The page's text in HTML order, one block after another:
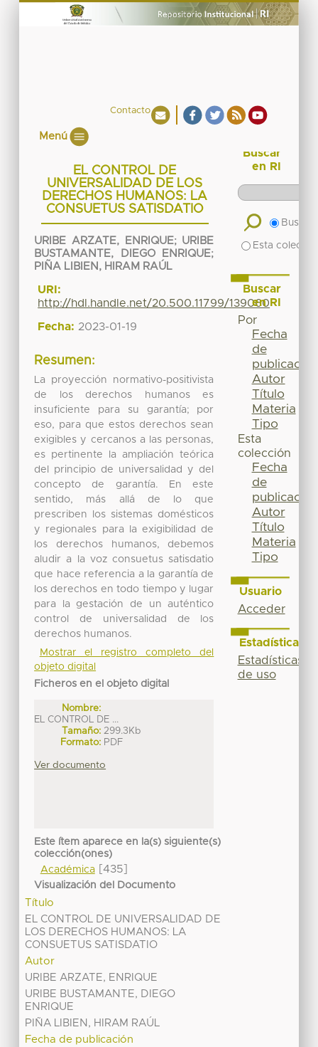
Contacto
Menú
EL CONTROL DE
UNIVERSALIDAD DE LOS
DERECHOS HUMANOS: LA
CONSUETUS SATISDATIO
URIBE ARZATE, ENRIQUE; URIBE
BUSTAMANTE, DIEGO ENRIQUE;
PIÑA LIBIEN, HIRAM RAÚL
URI:
http://hdl.handle.net/20.500.11799/139060
Fecha: 2023-01-19
Resumen:
La proyección normativo-positivista
de los derechos humanos es
insuficiente para su garantía; por
eso, para que estos derechos sean
exigibles y cercanos a las personas,
es pertinente la ampliación teórica
del principio de universalidad y del
concepto de garantía. En este
sentido, más allá de lo que
prescriben los sistemas domésticos
y regionales para la exigibilidad de
los derechos humanos, debemos
aludir a la voz consuetus satisdatio
que hace referencia a la garantía de
los derechos en todo tiempo y lugar
para la gestación de un auténtico
control de universalidad de los
derechos humanos.
Mostrar el registro completo del
objeto digital
Ficheros en el objeto digital
Nombre:
EL CONTROL DE ...
Tamaño: 299.3Kb
Formato: PDF
Ver documento
Este ítem aparece en la(s) siguiente(s)
colección(ones)
Académica[435]
Visualización del Documento
Título
EL CONTROL DE UNIVERSALIDAD DE
LOS DERECHOS HUMANOS: LA
CONSUETUS SATISDATIO
Autor
URIBE ARZATE, ENRIQUE
URIBE BUSTAMANTE, DIEGO
ENRIQUE
PIÑA LIBIEN, HIRAM RAÚL
Fecha de publicación
Buscar
en RI
Buscar
Esta
Buscar
en RI
Por
Fecha
de
publicación
Autor
Título
Materia
Tipo
Esta
colección
Fecha
de
publicación
Autor
Título
Materia
Tipo
Usuario
Acceder
Estadísticas
Estadísticas
de uso